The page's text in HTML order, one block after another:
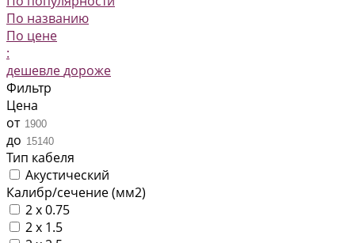
По названию
По цене
:
дешевледороже
Фильтр
Цена
от
до
Тип кабеля
Акустический
Калибр/сечение (мм2)
2 x 0.75
2 x 1.5